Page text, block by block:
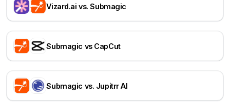
Vizard.ai vs. Submagic
Submagic vs CapCut
Submagic vs. Jupitrr AI